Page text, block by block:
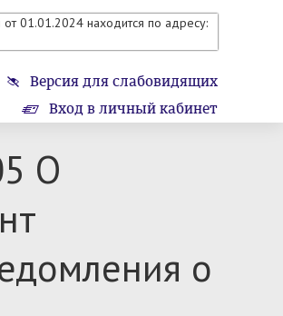
01.01.2024 находится по адресу:
Версия для слабовидящих
Вход в личный кабинет
О
о